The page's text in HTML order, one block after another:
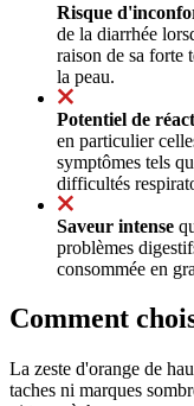
Risque
de la diarrhée
raison de sa forte
la peau.
Potentiel de
en particulier
symptômes tels
difficultés
Saveur intense
problèmes
consommée en
Comment
La zeste d'orange de
taches ni marques